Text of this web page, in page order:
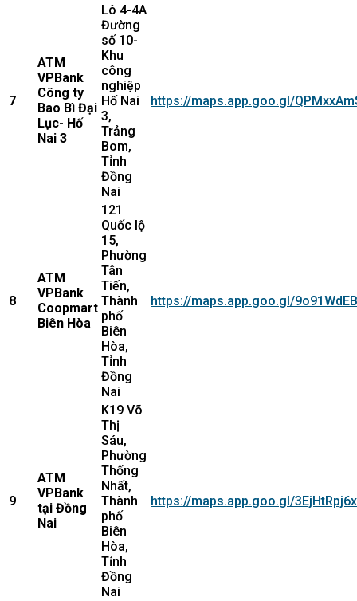
7
ATM
VPBank
Công ty
Bao Bì Đại
Lục- Hố
Nai 3
Lô 4-4A
Đường
số 10-
Khu
công
nghiệp
Hố Nai
3,
Trảng
Bom,
Tỉnh
Đồng
Nai
https://maps.app.goo.gl/
8
ATM
VPBank
Coopmart
Biên Hòa
121
Quốc lộ
15,
Phường
Tân
Tiến,
Thành
phố
Biên
Hòa,
Tỉnh
Đồng
Nai
https://maps.app.goo.gl/
9
ATM
VPBank
tại Đồng
Nai
K19 Võ
Thị
Sáu,
Phường
Thống
Nhất,
Thành
phố
Biên
Hòa,
Tỉnh
Đồng
Nai
https://maps.app.goo.gl/